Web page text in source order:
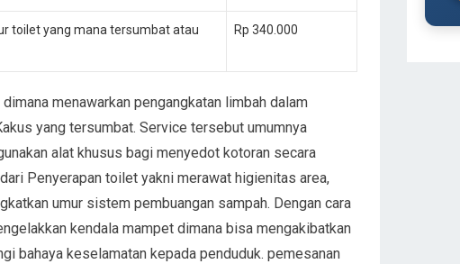
toilet yang mana tersumbat atau
Rp 340.000
menawarkan pengangkatan limbah dalam
yang tersumbat. Service tersebut umumnya
alat khusus bagi menyedot kotoran secara
Penyerapan toilet yakni merawat higienitas area,
umur sistem pembuangan sampah. Dengan cara
kendala mampet dimana bisa mengakibatkan
bahaya keselamatan kepada penduduk. pemesanan